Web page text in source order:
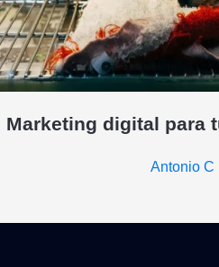
Marketing digital para
Antonio C